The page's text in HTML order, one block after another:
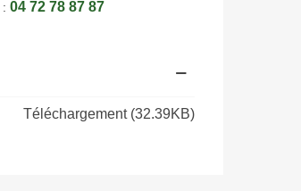
: 04 72 78 87 87
Téléchargement (32.39KB)